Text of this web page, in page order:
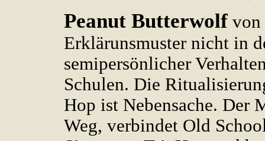
Peanut Butterwolfvon
Erklärunsmuster nicht in
semipersönlicher
Schulen. Die
Hop ist Nebensache. Der
Weg, verbindet Old